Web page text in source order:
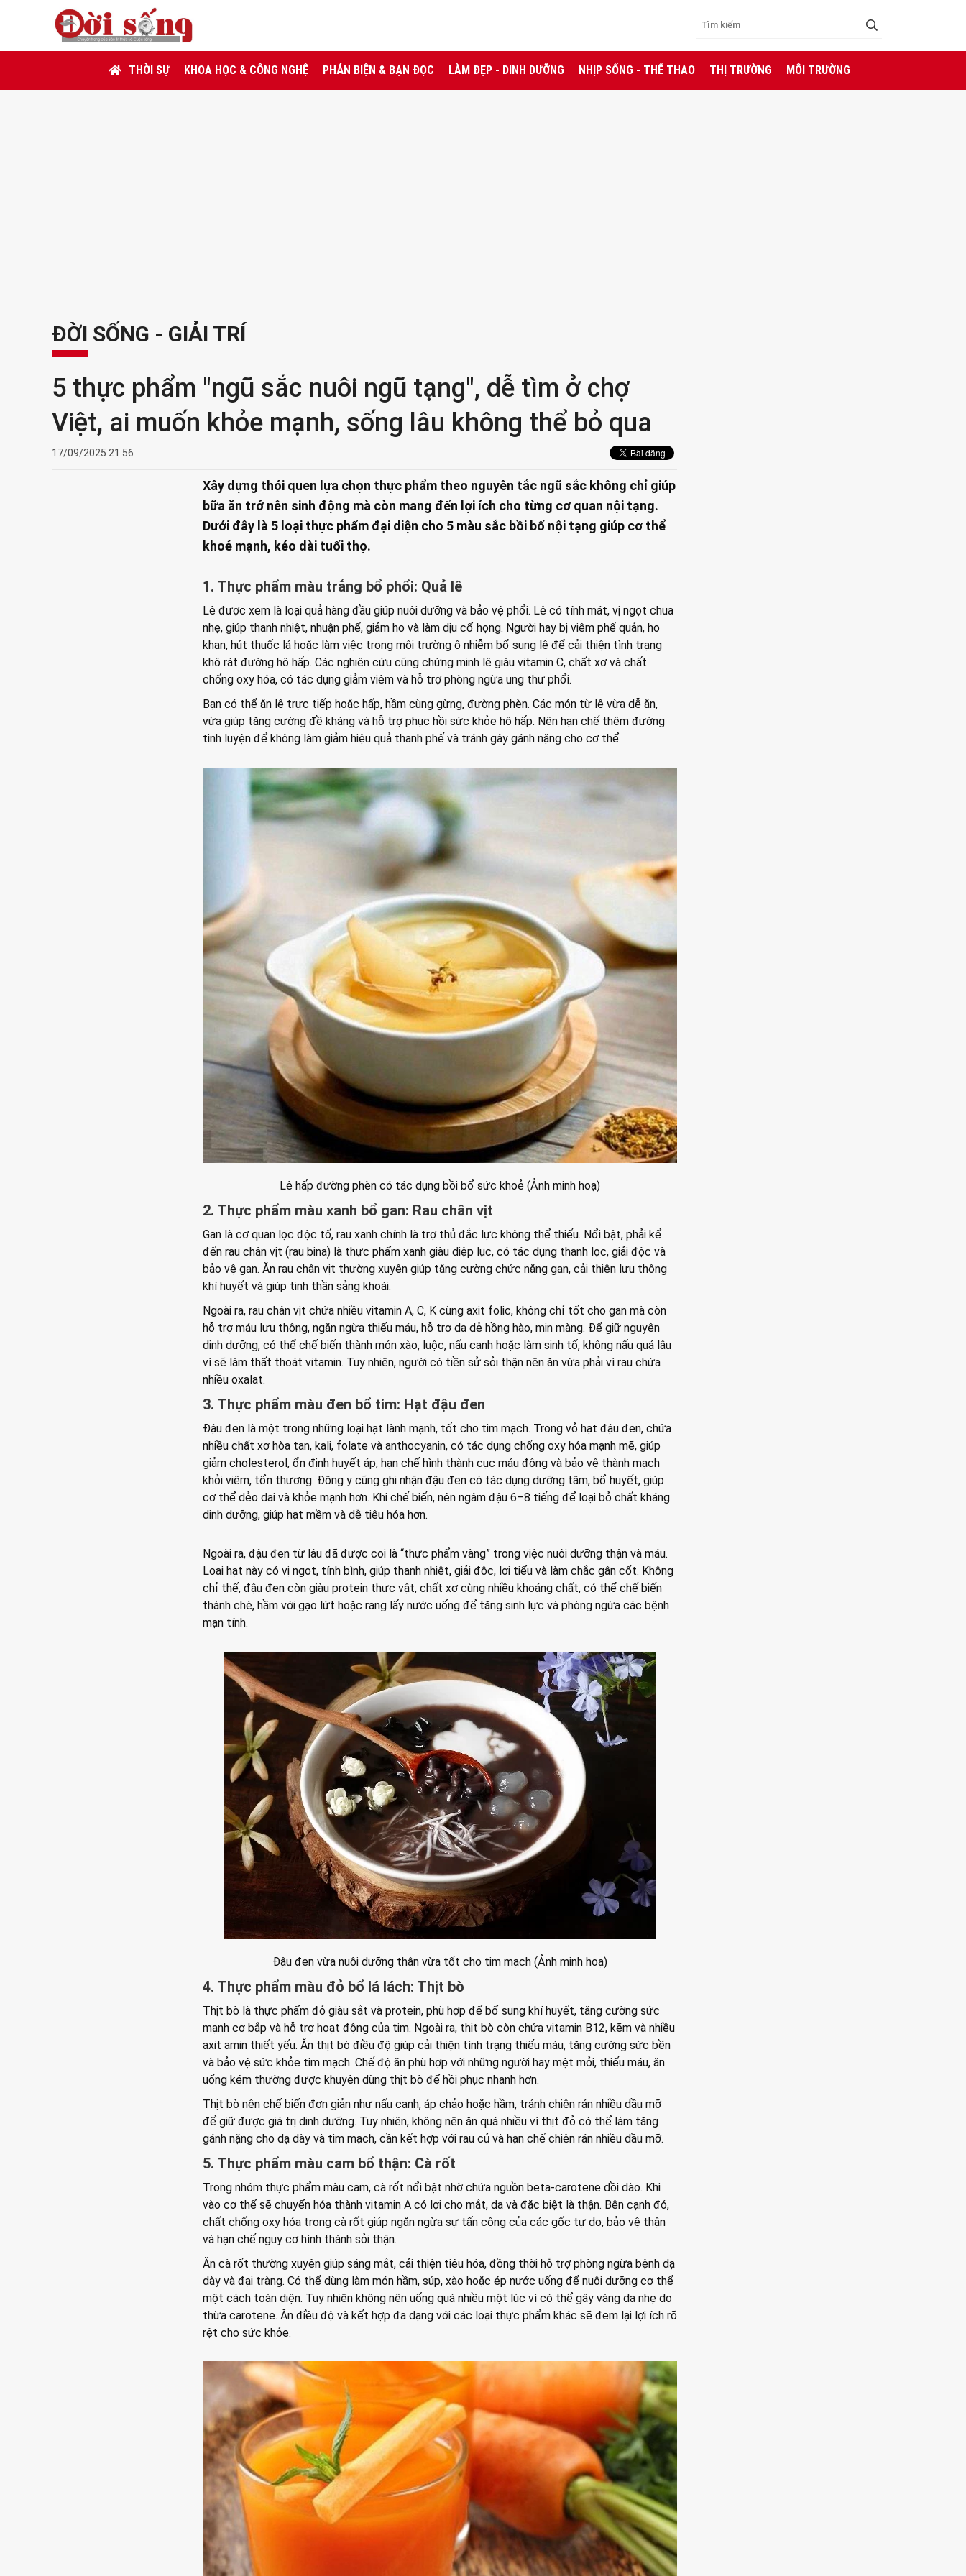
THỜI SỰ KHOA HỌC & CÔNG NGHỆ PHẢN BIỆN & BẠN ĐỌC LÀM ĐẸP - DINH DƯỠNG NHỊP SỐNG - THỂ THAO THỊ TRƯỜNG MÔI TRƯỜNG
ĐỜI SỐNG - GIẢI TRÍ
5 thực phẩm "ngũ sắc nuôi ngũ tạng", dễ tìm ở chợ
Việt, ai muốn khỏe mạnh, sống lâu không thể bỏ qua
17/09/2025 21:56
Xây dựng thói quen lựa chọn thực phẩm theo nguyên tắc ngũ sắc không chỉ giúp
bữa ăn trở nên sinh động mà còn mang đến lợi ích cho từng cơ quan nội tạng.
Dưới đây là 5 loại thực phẩm đại diện cho 5 màu sắc bồi bổ nội tạng giúp cơ thể
khoẻ mạnh, kéo dài tuổi thọ.
1. Thực phẩm màu trắng bổ phổi: Quả lê
Lê được xem là loại quả hàng đầu giúp nuôi dưỡng và bảo vệ phổi. Lê có tính mát, vị ngọt chua
nhẹ, giúp thanh nhiệt, nhuận phế, giảm ho và làm dịu cổ họng. Người hay bị viêm phế quản, ho
khan, hút thuốc lá hoặc làm việc trong môi trường ô nhiễm bổ sung lê để cải thiện tình trạng
khô rát đường hô hấp. Các nghiên cứu cũng chứng minh lê giàu vitamin C, chất xơ và chất
chống oxy hóa, có tác dụng giảm viêm và hỗ trợ phòng ngừa ung thư phổi.
Bạn có thể ăn lê trực tiếp hoặc hấp, hầm cùng gừng, đường phèn. Các món từ lê vừa dễ ăn,
vừa giúp tăng cường đề kháng và hỗ trợ phục hồi sức khỏe hô hấp. Nên hạn chế thêm đường
tinh luyện để không làm giảm hiệu quả thanh phế và tránh gây gánh nặng cho cơ thể.
Lê hấp đường phèn có tác dụng bồi bổ sức khoẻ (Ảnh minh hoạ)
2. Thực phẩm màu xanh bổ gan: Rau chân vịt
Gan là cơ quan lọc độc tố, rau xanh chính là trợ thủ đắc lực không thể thiếu. Nổi bật, phải kể
đến rau chân vịt (rau bina) là thực phẩm xanh giàu diệp lục, có tác dụng thanh lọc, giải độc và
bảo vệ gan. Ăn rau chân vịt thường xuyên giúp tăng cường chức năng gan, cải thiện lưu thông
khí huyết và giúp tinh thần sảng khoái.
Ngoài ra, rau chân vịt chứa nhiều vitamin A, C, K cùng axit folic, không chỉ tốt cho gan mà còn
hỗ trợ máu lưu thông, ngăn ngừa thiếu máu, hỗ trợ da dẻ hồng hào, mịn màng. Để giữ nguyên
dinh dưỡng, có thể chế biến thành món xào, luộc, nấu canh hoặc làm sinh tố, không nấu quá lâu
vì sẽ làm thất thoát vitamin. Tuy nhiên, người có tiền sử sỏi thận nên ăn vừa phải vì rau chứa
nhiều oxalat.
3. Thực phẩm màu đen bổ tim: Hạt đậu đen
Đậu đen là một trong những loại hạt lành mạnh, tốt cho tim mạch. Trong vỏ hạt đậu đen, chứa
nhiều chất xơ hòa tan, kali, folate và anthocyanin, có tác dụng chống oxy hóa mạnh mẽ, giúp
giảm cholesterol, ổn định huyết áp, hạn chế hình thành cục máu đông và bảo vệ thành mạch
khỏi viêm, tổn thương. Đông y cũng ghi nhận đậu đen có tác dụng dưỡng tâm, bổ huyết, giúp
cơ thể dẻo dai và khỏe mạnh hơn. Khi chế biến, nên ngâm đậu 6–8 tiếng để loại bỏ chất kháng
dinh dưỡng, giúp hạt mềm và dễ tiêu hóa hơn.
Ngoài ra, đậu đen từ lâu đã được coi là “thực phẩm vàng” trong việc nuôi dưỡng thận và máu.
Loại hạt này có vị ngọt, tính bình, giúp thanh nhiệt, giải độc, lợi tiểu và làm chắc gân cốt. Không
chỉ thế, đậu đen còn giàu protein thực vật, chất xơ cùng nhiều khoáng chất, có thể chế biến
thành chè, hầm với gạo lứt hoặc rang lấy nước uống để tăng sinh lực và phòng ngừa các bệnh
mạn tính.
Đậu đen vừa nuôi dưỡng thận vừa tốt cho tim mạch (Ảnh minh hoạ)
4. Thực phẩm màu đỏ bổ lá lách: Thịt bò
Thịt bò là thực phẩm đỏ giàu sắt và protein, phù hợp để bổ sung khí huyết, tăng cường sức
mạnh cơ bắp và hỗ trợ hoạt động của tim. Ngoài ra, thịt bò còn chứa vitamin B12, kẽm và nhiều
axit amin thiết yếu. Ăn thịt bò điều độ giúp cải thiện tình trạng thiếu máu, tăng cường sức bền
và bảo vệ sức khỏe tim mạch. Chế độ ăn phù hợp với những người hay mệt mỏi, thiếu máu, ăn
uống kém thường được khuyên dùng thịt bò để hồi phục nhanh hơn.
Thịt bò nên chế biến đơn giản như nấu canh, áp chảo hoặc hầm, tránh chiên rán nhiều dầu mỡ
để giữ được giá trị dinh dưỡng. Tuy nhiên, không nên ăn quá nhiều vì thịt đỏ có thể làm tăng
gánh nặng cho dạ dày và tim mạch, cần kết hợp với rau củ và hạn chế chiên rán nhiều dầu mỡ.
5. Thực phẩm màu cam bổ thận: Cà rốt
Trong nhóm thực phẩm màu cam, cà rốt nổi bật nhờ chứa nguồn beta-carotene dồi dào. Khi
vào cơ thể sẽ chuyển hóa thành vitamin A có lợi cho mắt, da và đặc biệt là thận. Bên cạnh đó,
chất chống oxy hóa trong cà rốt giúp ngăn ngừa sự tấn công của các gốc tự do, bảo vệ thận
và hạn chế nguy cơ hình thành sỏi thận.
Ăn cà rốt thường xuyên giúp sáng mắt, cải thiện tiêu hóa, đồng thời hỗ trợ phòng ngừa bệnh dạ
dày và đại tràng. Có thể dùng làm món hầm, súp, xào hoặc ép nước uống để nuôi dưỡng cơ thể
một cách toàn diện. Tuy nhiên không nên uống quá nhiều một lúc vì có thể gây vàng da nhẹ do
thừa carotene. Ăn điều độ và kết hợp đa dạng với các loại thực phẩm khác sẽ đem lại lợi ích rõ
rệt cho sức khỏe.